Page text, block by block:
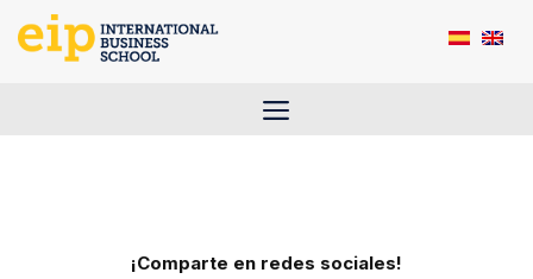
Saltar
Menú
¡Comparte en redes sociales!